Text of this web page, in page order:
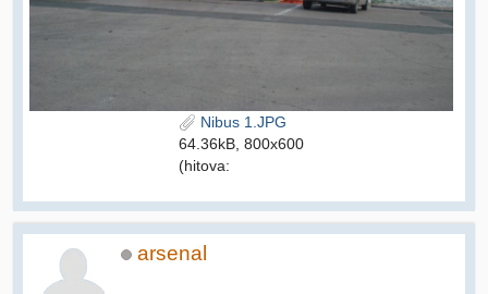
Nibus 1.JPG
64.36kB, 800x600
(hitova:
arsenal